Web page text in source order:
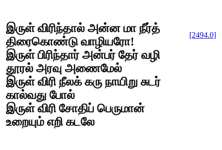
இருள் விரிந்தால் அன்ன மா நீர்த்
திரைகொண்டு வாழியரோ!
இருள் பிரிந்தார் அன்பர் தேர் வழி
தூரல் அரவு அணைமேல்
இருள் விரி நீலக் கரு நாயிறு சுடர்
கால்வது போல்
இருள் விரி சோதிப் பெருமான்
உறையும் எறி கடலே
[2494.0]